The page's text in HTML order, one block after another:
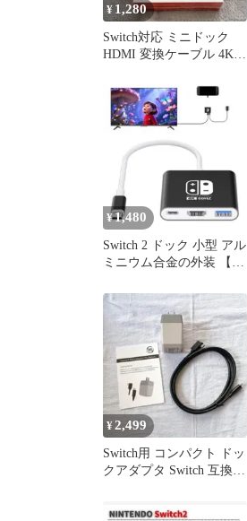
¥ 1,280
Switch対応 ミニドック
HDMI 変換ケーブル 4K
¥1,480
Switch 2 ドック 小型 アル
ミニウム合金の外装 【新
¥2,499
Switch用 コンパクト ドッ
クアダプタ Switch 互換品